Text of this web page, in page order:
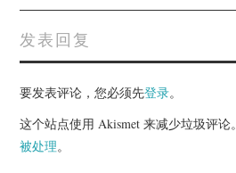
发表回复
要发表评论，您必须先登录。
这个站点使用 Akismet 来减少垃圾评论。
被处理。